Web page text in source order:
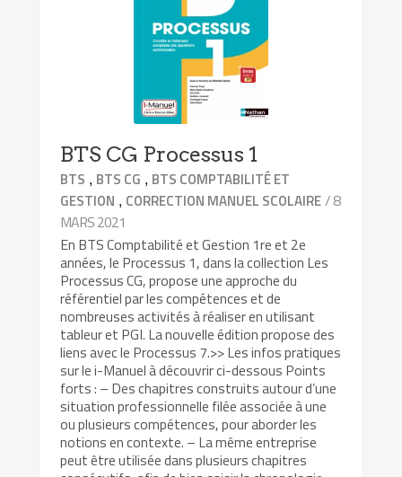
BTS CG Processus 1
BTS , BTS CG , BTS COMPTABILITÉ ET
GESTION , CORRECTION MANUEL SCOLAIRE/ 8
MARS 2021
En BTS Comptabilité et Gestion 1re et 2e
années, le Processus 1, dans la collection Les
Processus CG, propose une approche du
référentiel par les compétences et de
nombreuses activités à réaliser en utilisant
tableur et PGI. La nouvelle édition propose des
liens avec le Processus 7.>> Les infos pratiques
sur le i-Manuel à découvrir ci-dessous Points
forts : – Des chapitres construits autour d’une
situation professionnelle filée associée à une
ou plusieurs compétences, pour aborder les
notions en contexte. – La même entreprise
peut être utilisée dans plusieurs chapitres